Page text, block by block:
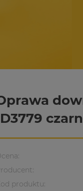
produktu: